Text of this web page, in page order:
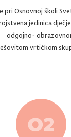
pri Osnovnoj školi
jedinica
odgojno-
vrtićkom